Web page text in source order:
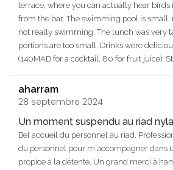
terrace, where you can actually hear birds
from the bar. The swimming pool is
not really swimming. The lunch was very
portions are too small. Drinks were
(140MAD for a cocktail, 80 for fruit juice).
aharram
28 septembre 2024
Un moment suspendu au riad nyla
Bel accueil du personnel au riad.
du personnel pour m accompagner dans
propice à la détente. Un grand merci à